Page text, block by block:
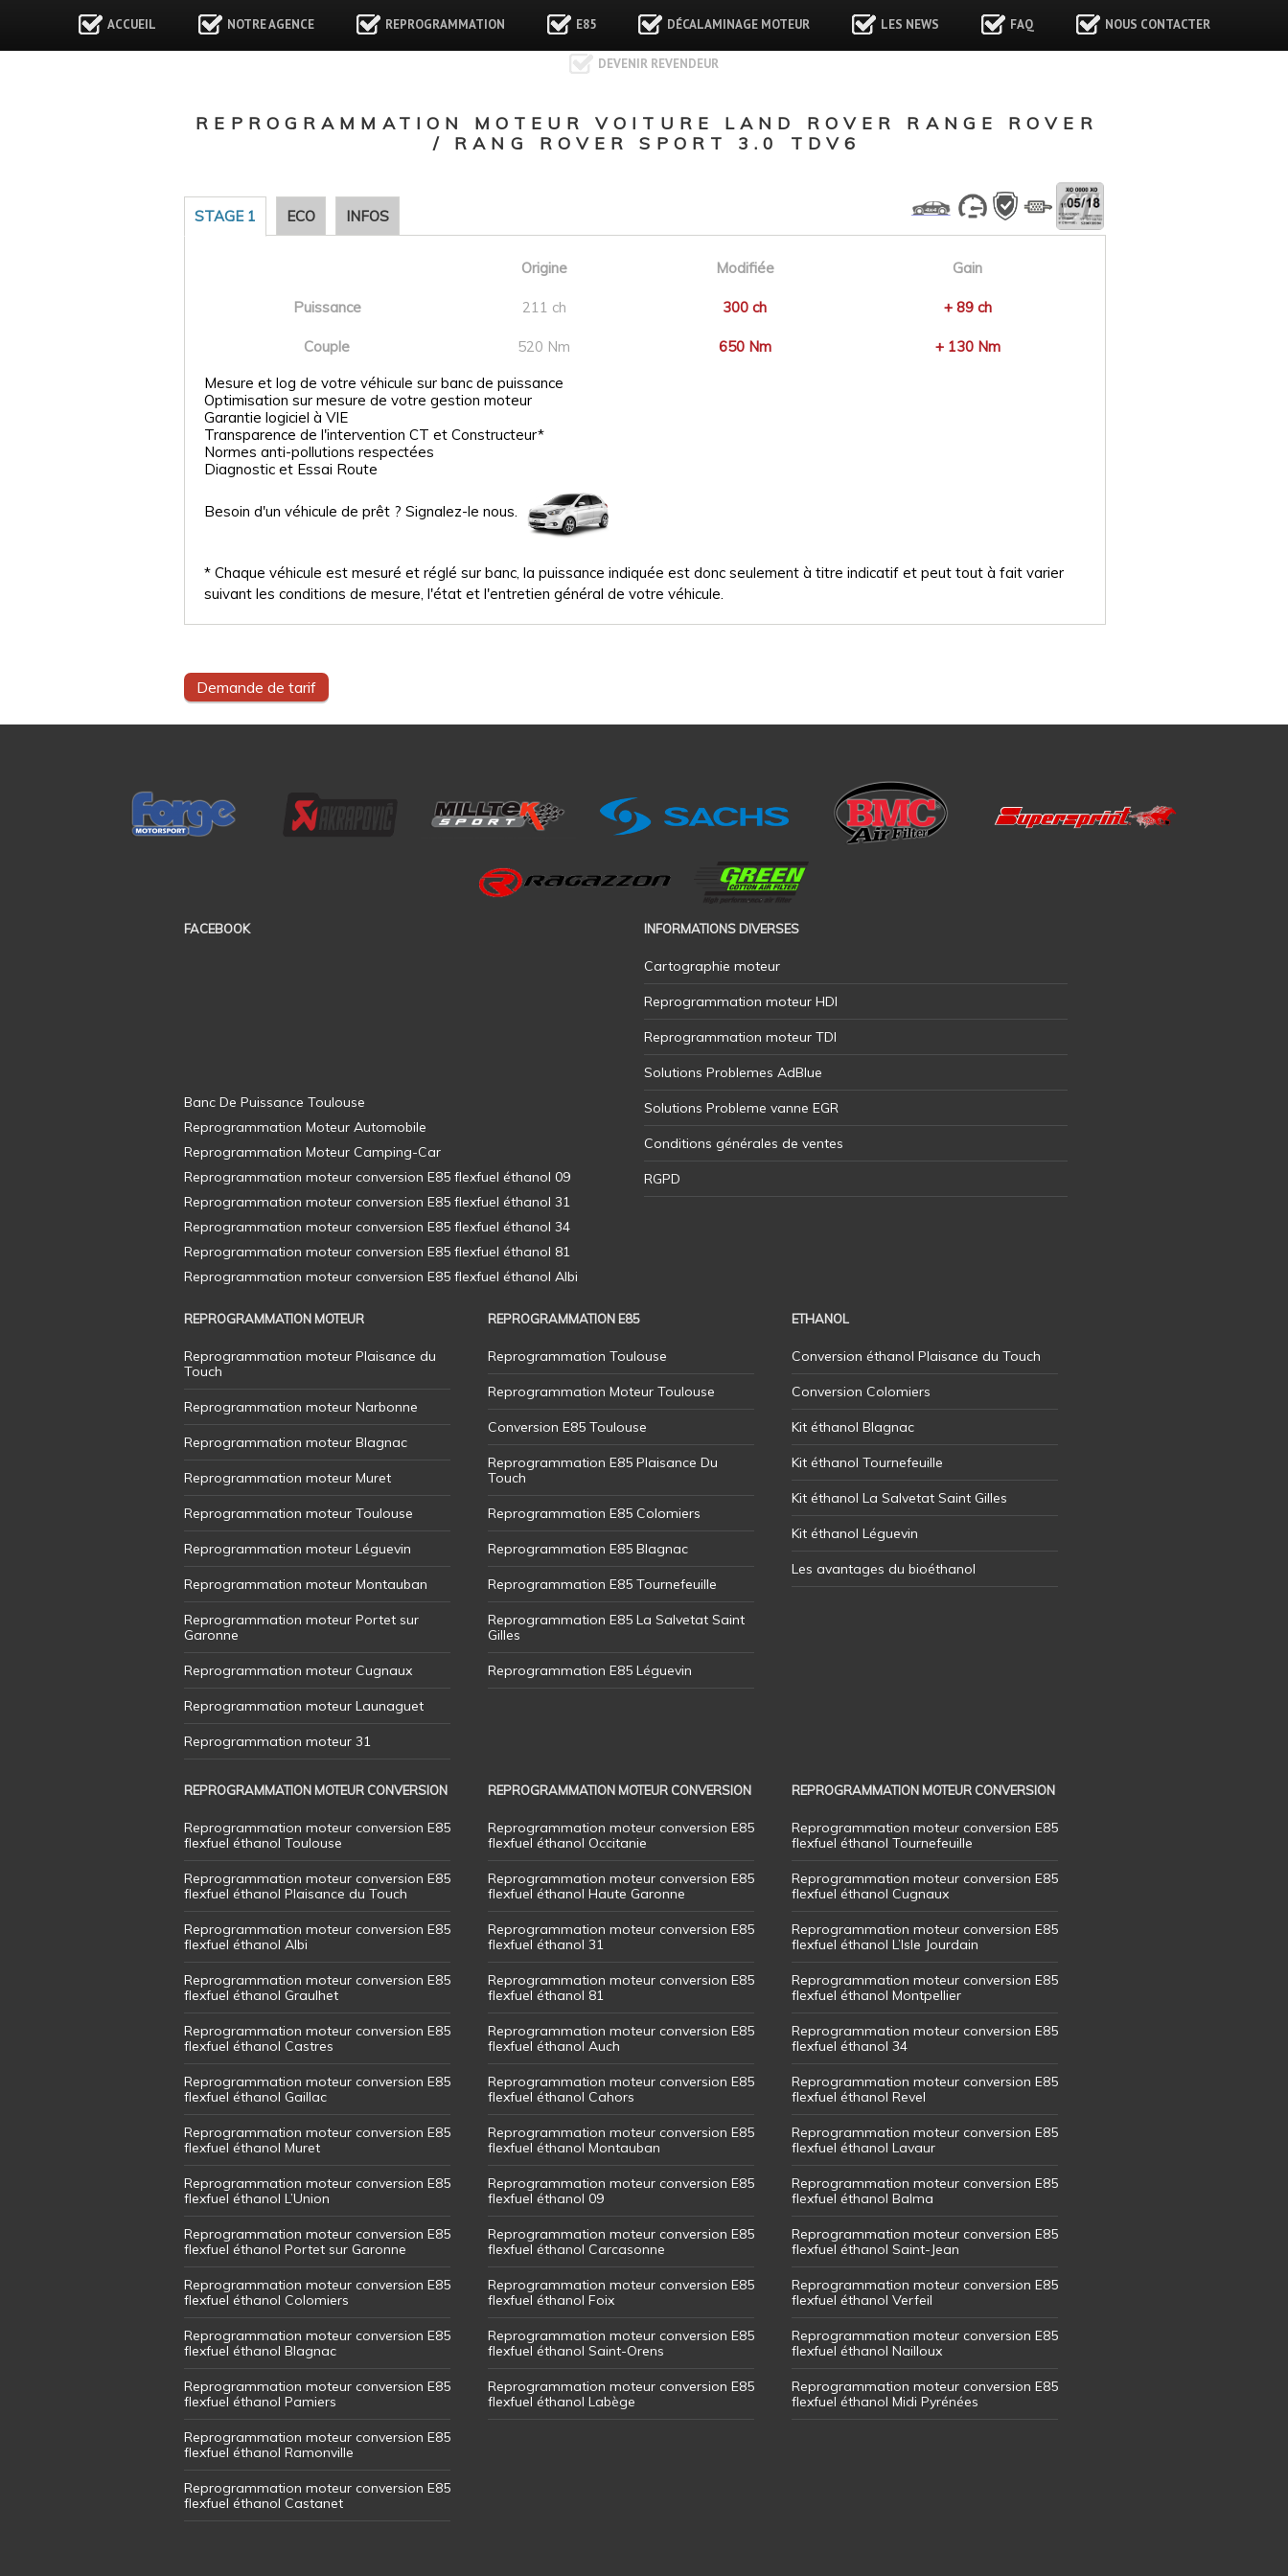
ACCUEIL NOTRE AGENCE REPROGRAMMATION E85 DÉCALAMINAGE MOTEUR LES NEWS FAQ NOUS CONTACTER
DEVENIR REVENDEUR
REPROGRAMMATION MOTEUR VOITURE LAND ROVER RANGE ROVER
/ RANG ROVER SPORT 3.0 TDV6
STAGE 1 ECO INFOS
Origine Modifiée Gain
Puissance 211 ch 300 ch + 89 ch
Couple 520 Nm 650 Nm
+ 130 Nm
Mesure et log de votre véhicule sur banc de puissance
Optimisation sur mesure de votre gestion moteur
Garantie logiciel à VIE
Transparence de l'intervention CT et Constructeur*
Normes anti-pollutions respectées
Diagnostic et Essai Route
Besoin d'un véhicule de prêt ? Signalez-le nous.
* Chaque véhicule est mesuré et réglé sur banc, la puissance indiquée est donc seulement à titre indicatif et peut tout à fait varier
suivant les conditions de mesure, l'état et l'entretien général de votre véhicule.
Demande de tarif
FACEBOOK INFORMATIONS DIVERSES
Cartographie moteur
Reprogrammation moteur HDI
Reprogrammation moteur TDI
Solutions Problemes AdBlue
Solutions Probleme vanne EGR
Conditions générales de ventes
RGPD
REPROGRAMMATION MOTEUR
Reprogrammation moteur Plaisance du
Touch
Reprogrammation moteur Narbonne
Reprogrammation moteur Blagnac
Reprogrammation moteur Muret
Reprogrammation moteur Toulouse
Reprogrammation moteur Léguevin
Reprogrammation moteur Montauban
Reprogrammation moteur Portet sur
Garonne
Reprogrammation moteur Cugnaux
Reprogrammation moteur Launaguet
Reprogrammation moteur 31
REPROGRAMMATION E85
Reprogrammation Toulouse
Reprogrammation Moteur Toulouse
Conversion E85 Toulouse
Reprogrammation E85 Plaisance Du
Touch
Reprogrammation E85 Colomiers
Reprogrammation E85 Blagnac
Reprogrammation E85 Tournefeuille
Reprogrammation E85 La Salvetat Saint
Gilles
Reprogrammation E85 Léguevin
ETHANOL
Conversion éthanol Plaisance du Touch
Conversion Colomiers
Kit éthanol Blagnac
Kit éthanol Tournefeuille
Kit éthanol La Salvetat Saint Gilles
Kit éthanol Léguevin
Les avantages du bioéthanol
REPROGRAMMATION MOTEUR CONVERSION
Reprogrammation moteur conversion E85
flexfuel éthanol Toulouse
Reprogrammation moteur conversion E85
flexfuel éthanol Plaisance du Touch
Reprogrammation moteur conversion E85
flexfuel éthanol Albi
Reprogrammation moteur conversion E85
flexfuel éthanol Graulhet
Reprogrammation moteur conversion E85
flexfuel éthanol Castres
Reprogrammation moteur conversion E85
flexfuel éthanol Gaillac
Reprogrammation moteur conversion E85
flexfuel éthanol Muret
Reprogrammation moteur conversion E85
flexfuel éthanol L’Union
Reprogrammation moteur conversion E85
flexfuel éthanol Portet sur Garonne
Reprogrammation moteur conversion E85
flexfuel éthanol Colomiers
Reprogrammation moteur conversion E85
flexfuel éthanol Blagnac
Reprogrammation moteur conversion E85
flexfuel éthanol Pamiers
Reprogrammation moteur conversion E85
flexfuel éthanol Ramonville
Reprogrammation moteur conversion E85
flexfuel éthanol Castanet
REPROGRAMMATION MOTEUR CONVERSION
Reprogrammation moteur conversion E85
flexfuel éthanol Occitanie
Reprogrammation moteur conversion E85
flexfuel éthanol Haute Garonne
Reprogrammation moteur conversion E85
flexfuel éthanol 31
Reprogrammation moteur conversion E85
flexfuel éthanol 81
Reprogrammation moteur conversion E85
flexfuel éthanol Auch
Reprogrammation moteur conversion E85
flexfuel éthanol Cahors
Reprogrammation moteur conversion E85
flexfuel éthanol Montauban
Reprogrammation moteur conversion E85
flexfuel éthanol 09
Reprogrammation moteur conversion E85
flexfuel éthanol Carcasonne
Reprogrammation moteur conversion E85
flexfuel éthanol Foix
Reprogrammation moteur conversion E85
flexfuel éthanol Saint-Orens
Reprogrammation moteur conversion E85
flexfuel éthanol Labège
REPROGRAMMATION MOTEUR CONVERSION
Reprogrammation moteur conversion E85
flexfuel éthanol Tournefeuille
Reprogrammation moteur conversion E85
flexfuel éthanol Cugnaux
Reprogrammation moteur conversion E85
flexfuel éthanol L’Isle Jourdain
Reprogrammation moteur conversion E85
flexfuel éthanol Montpellier
Reprogrammation moteur conversion E85
flexfuel éthanol 34
Reprogrammation moteur conversion E85
flexfuel éthanol Revel
Reprogrammation moteur conversion E85
flexfuel éthanol Lavaur
Reprogrammation moteur conversion E85
flexfuel éthanol Balma
Reprogrammation moteur conversion E85
flexfuel éthanol Saint-Jean
Reprogrammation moteur conversion E85
flexfuel éthanol Verfeil
Reprogrammation moteur conversion E85
flexfuel éthanol Nailloux
Reprogrammation moteur conversion E85
flexfuel éthanol Midi Pyrénées
Banc De Puissance Toulouse
Reprogrammation Moteur Automobile
Reprogrammation Moteur Camping-Car
Reprogrammation moteur conversion E85 flexfuel éthanol 09
Reprogrammation moteur conversion E85 flexfuel éthanol 31
Reprogrammation moteur conversion E85 flexfuel éthanol 34
Reprogrammation moteur conversion E85 flexfuel éthanol 81
Reprogrammation moteur conversion E85 flexfuel éthanol Albi